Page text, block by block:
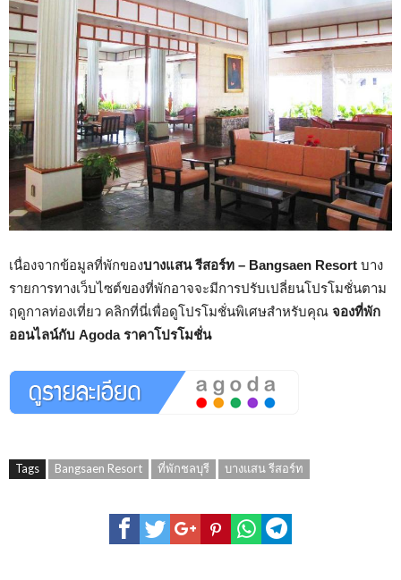
เนื่องจากข้อมูลที่พักของบางแสน รีสอร์ท – Bangsaen Resort บาง
รายการทางเว็บไซต์ของที่พักอาจจะมีการปรับเปลี่ยนโปรโมชั่นตาม
ฤดูกาลท่องเที่ยว คลิกที่นี่เพื่อดูโปรโมชั่นพิเศษสำหรับคุณ จองที่พัก
ออนไลน์กับ Agoda ราคาโปรโมชั่น
Tags Bangsaen Resort ที่พักชลบุรี บางแสน รีสอร์ท